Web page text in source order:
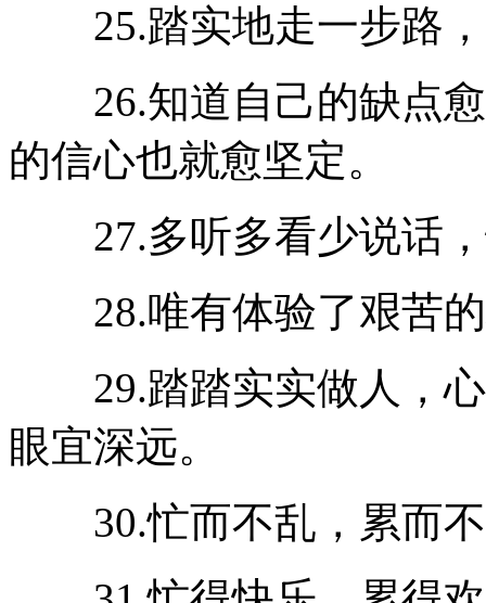
25.踏实地走一步路，
26.知道自己的缺点愈
的信心也就愈坚定。
27.多听多看少说话，
28.唯有体验了艰苦的
29.踏踏实实做人，心
眼宜深远。
30.忙而不乱，累而不